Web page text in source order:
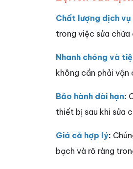
Chất lượng dịch vụ
trong việc sửa
Nhanh chóng và
không cần phải
Bảo hành dài hạn:
thiết bị sau khi sửa
Giá cả hợp lý:
bạch và rõ ràng